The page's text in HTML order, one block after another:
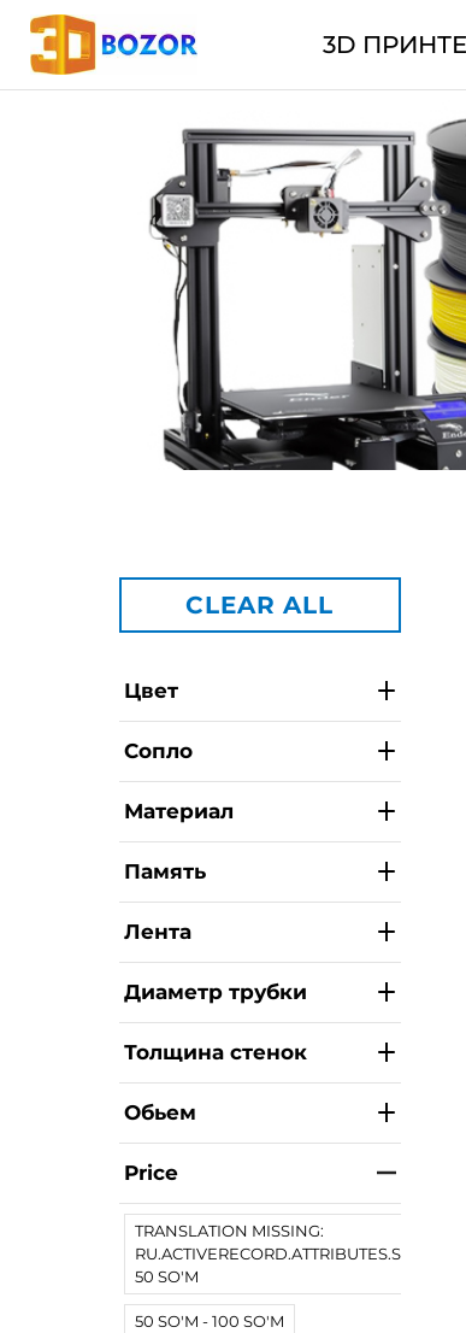
3D
CLEAR ALL
Цвет
Сопло
Материал
Память
Лента
Диаметр трубки
Толщина стенок
Обьем
Price
TRANSLATION MISSING:
RU.ACTIVERECORD.ATTRIBUTES.SPREE/
50 SO'M
50 SO'M - 100 SO'M